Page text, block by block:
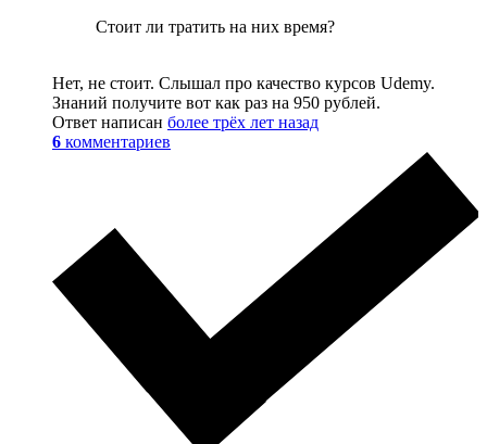
Стоит ли тратить на них время?
Нет, не стоит. Слышал про качество курсов Udemy.
Знаний получите вот как раз на 950 рублей.
Ответ написан более трёх лет назад
6 комментариев